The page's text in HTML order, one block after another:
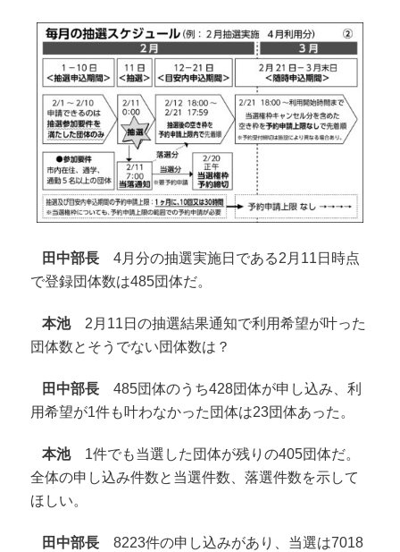
田中部長 4月分の抽選実施日である2月11日時点
で登録団体数は485団体だ。
本池2月11日の抽選結果通知で利用希望が叶った
団体数とそうでない団体数は？
田中部長 485団体のうち428団体が申し込み、利
用希望が1件も叶わなかった団体は23団体あった。
本池1件でも当選した団体が残りの405団体だ。
全体の申し込み件数と当選件数、落選件数を示して
ほしい。
田中部長 8223件の申し込みがあり、当選は7018